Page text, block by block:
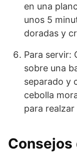
en una
unos 5
doradas y
Para servir:
sobre una
separado y
cebolla
para realzar
Consejos